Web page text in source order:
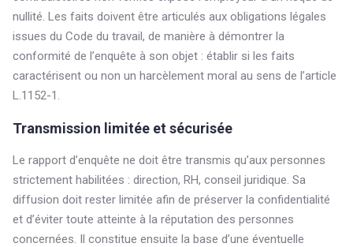
nullité. Les faits doivent être articulés aux obligations légales
issues du Code du travail, de manière à démontrer la
conformité de l’enquête à son objet : établir si les faits
caractérisent ou non un harcèlement moral au sens de l’article
L.1152-1.
Transmission limitée et sécurisée
Le rapport d’enquête ne doit être transmis qu’aux personnes
strictement habilitées : direction, RH, conseil juridique. Sa
diffusion doit rester limitée afin de préserver la confidentialité
et d’éviter toute atteinte à la réputation des personnes
concernées. Il constitue ensuite la base d’une éventuelle